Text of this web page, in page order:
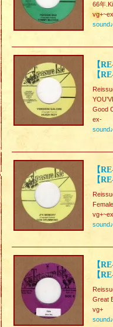
66年
sound♪
【
【
Good
ex-
sound♪
【
【
sound♪
【
【
Great
vg+
sound♪